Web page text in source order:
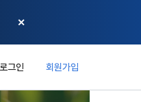
✕
로그인 회원가입